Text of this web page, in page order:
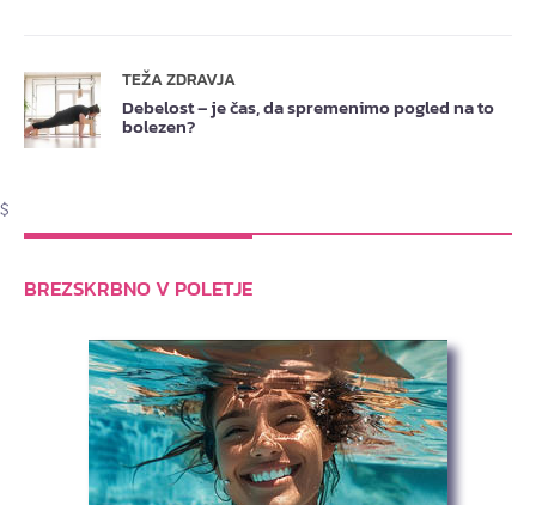
TEŽA ZDRAVJA
Debelost – je čas, da spremenimo pogled na to
bolezen?
$
BREZSKRBNO V POLETJE